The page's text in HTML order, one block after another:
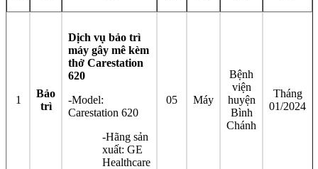
1
Bảo
trì
Dịch vụ bảo trì
máy gây mê kèm
thở Carestation
620
-Model:
Carestation 620
-Hãng sản
xuất: GE
Healthcare
05 Máy
Bệnh
viện
huyện
Bình
Chánh
Tháng
01/2024